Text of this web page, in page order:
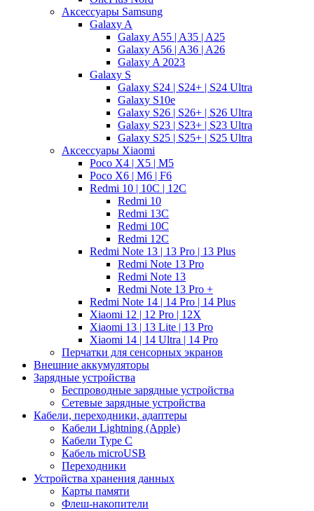
Аксессуары Samsung
Galaxy A
Galaxy A55 | A35 | A25
Galaxy A56 | A36 | A26
Galaxy A 2023
Galaxy S
Galaxy S24 | S24+ | S24 Ultra
Galaxy S10e
Galaxy S26 | S26+ | S26 Ultra
Galaxy S23 | S23+ | S23 Ultra
Galaxy S25 | S25+ | S25 Ultra
Аксессуары Xiaomi
Poco X4 | X5 | M5
Poco X6 | M6 | F6
Redmi 10 | 10C | 12C
Redmi 10
Redmi 13C
Redmi 10C
Redmi 12C
Redmi Note 13 | 13 Pro | 13 Plus
Redmi Note 13 Pro
Redmi Note 13
Redmi Note 13 Pro +
Redmi Note 14 | 14 Pro | 14 Plus
Xiaomi 12 | 12 Pro | 12X
Xiaomi 13 | 13 Lite | 13 Pro
Xiaomi 14 | 14 Ultra | 14 Pro
Перчатки для сенсорных экранов
Внешние аккумуляторы
Зарядные устройства
Беспроводные зарядные устройства
Сетевые зарядные устройства
Кабели, переходники, адаптеры
Кабели Lightning (Apple)
Кабели Type C
Кабель microUSB
Переходники
Устройства хранения данных
Карты памяти
Флеш-накопители